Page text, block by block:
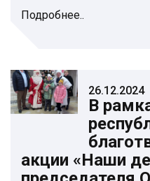
Подробнее..
26.12.2024
В
акции «Наши